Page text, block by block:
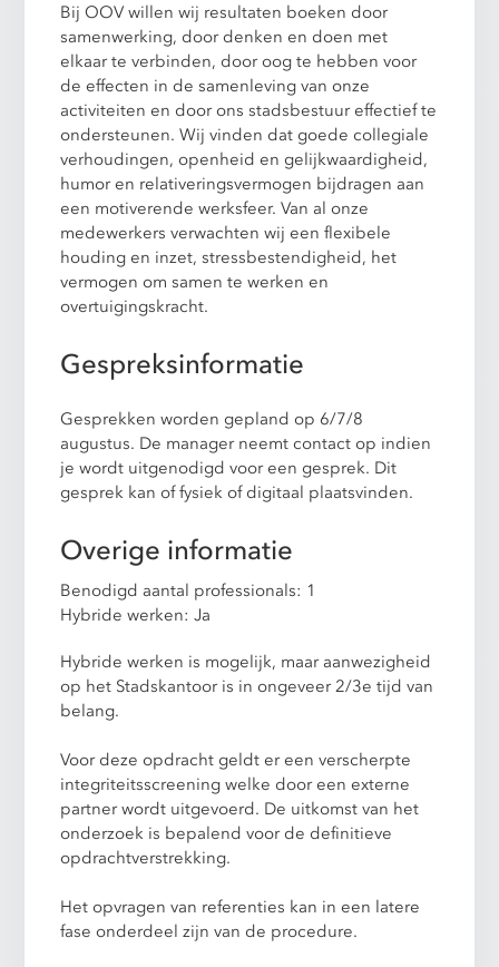
Bij OOV willen wij resultaten boeken door
samenwerking, door denken en doen met
elkaar te verbinden, door oog te hebben voor
de effecten in de samenleving van onze
activiteiten en door ons stadsbestuur effectief te
ondersteunen. Wij vinden dat goede collegiale
verhoudingen, openheid en gelijkwaardigheid,
humor en relativeringsvermogen bijdragen aan
een motiverende werksfeer. Van al onze
medewerkers verwachten wij een flexibele
houding en inzet, stressbestendigheid, het
vermogen om samen te werken en
overtuigingskracht.
Gespreksinformatie
Gesprekken worden gepland op 6/7/8
augustus. De manager neemt contact op indien
je wordt uitgenodigd voor een gesprek. Dit
gesprek kan of fysiek of digitaal plaatsvinden.
Overige informatie
Benodigd aantal professionals: 1
Hybride werken: Ja
Hybride werken is mogelijk, maar aanwezigheid
op het Stadskantoor is in ongeveer 2/3e tijd van
belang.
Voor deze opdracht geldt er een verscherpte
integriteitsscreening welke door een externe
partner wordt uitgevoerd. De uitkomst van het
onderzoek is bepalend voor de definitieve
opdrachtverstrekking.
Het opvragen van referenties kan in een latere
fase onderdeel zijn van de procedure.